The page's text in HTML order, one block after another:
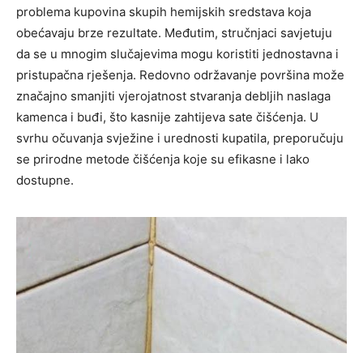
problema kupovina skupih hemijskih sredstava koja
obećavaju brze rezultate. Međutim, stručnjaci savjetuju
da se u mnogim slučajevima mogu koristiti jednostavna i
pristupačna rješenja. Redovno održavanje površina može
značajno smanjiti vjerojatnost stvaranja debljih naslaga
kamenca i buđi, što kasnije zahtijeva sate čišćenja. U
svrhu očuvanja svježine i urednosti kupatila, preporučuju
se prirodne metode čišćenja koje su efikasne i lako
dostupne.